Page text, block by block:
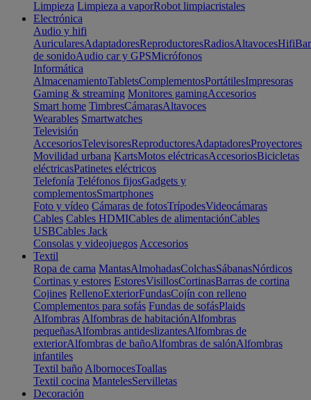
Limpieza Limpieza a vaporRobot limpiacristales
Electrónica
Audio y hifi
AuricularesAdaptadoresReproductoresRadiosAltavocesHifi
de sonidoAudio car y GPSMicrófonos
Informática
AlmacenamientoTabletsComplementosPortátilesImpresoras
Gaming & streaming Monitores gamingAccesorios
Smart home TimbresCámarasAltavoces
Wearables Smartwatches
Televisión
AccesoriosTelevisoresReproductoresAdaptadoresProyectores
Movilidad urbana KartsMotos eléctricasAccesoriosBicicletas
eléctricasPatinetes eléctricos
Telefonía Teléfonos fijosGadgets y
complementosSmartphones
Foto y vídeo Cámaras de fotosTrípodesVideocámaras
Cables Cables HDMICables de alimentaciónCables
USBCables Jack
Consolas y videojuegos Accesorios
Textil
Ropa de cama MantasAlmohadasColchasSábanasNórdicos
Cortinas y estores EstoresVisillosCortinasBarras de cortina
Cojines RellenoExteriorFundasCojín con relleno
Complementos para sofás Fundas de sofásPlaids
Alfombras Alfombras de habitaciónAlfombras
pequeñasAlfombras antideslizantesAlfombras de
exteriorAlfombras de bañoAlfombras de salónAlfombras
infantiles
Textil baño AlbornocesToallas
Textil cocina MantelesServilletas
Decoración